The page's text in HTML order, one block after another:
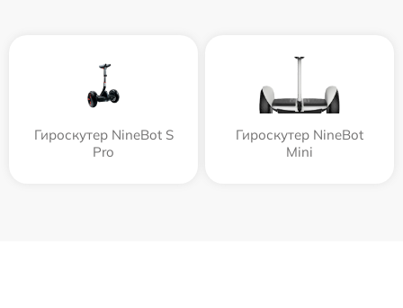
Гироскутер NineBot S
Pro
Гироскутер NineBot
Mini